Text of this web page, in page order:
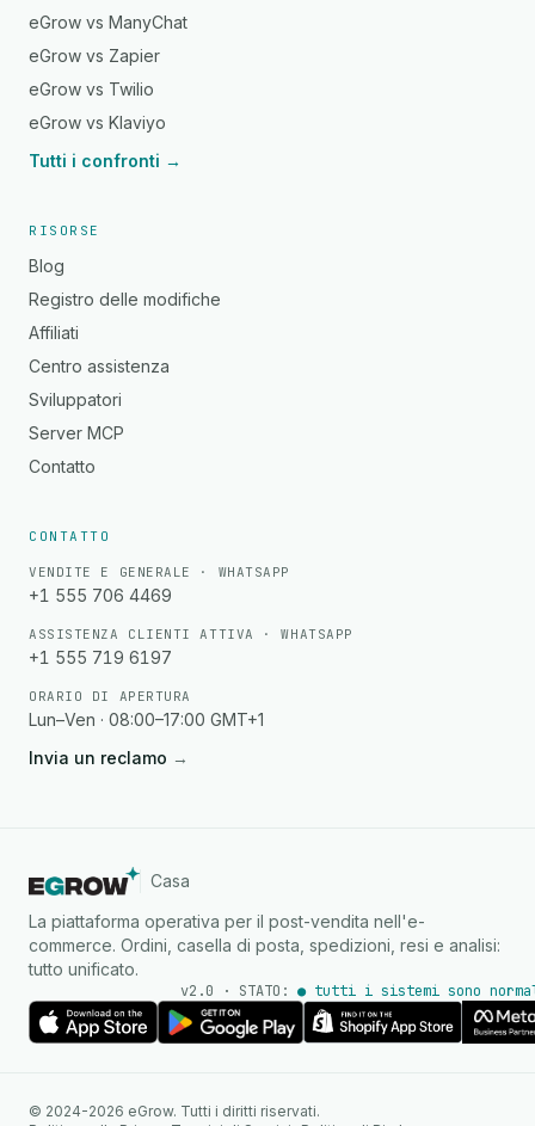
eGrow vs ManyChat
eGrow vs Zapier
eGrow vs Twilio
eGrow vs Klaviyo
Tutti i confronti →
RISORSE
Blog
Registro delle modifiche
Affiliati
Centro assistenza
Sviluppatori
Server MCP
Contatto
CONTATTO
VENDITE E GENERALE · WHATSAPP
+1 555 706 4469
ASSISTENZA CLIENTI ATTIVA · WHATSAPP
+1 555 719 6197
ORARIO DI APERTURA
Lun–Ven · 08:00–17:00 GMT+1
Invia un reclamo →
Casa
La piattaforma operativa per il post-vendita nell'e-
commerce. Ordini, casella di posta, spedizioni, resi e analisi:
tutto unificato.
v2.0 · STATO: ● tutti i sistemi sono
© 2024-2026 eGrow. Tutti i diritti riservati.
WhatsApp